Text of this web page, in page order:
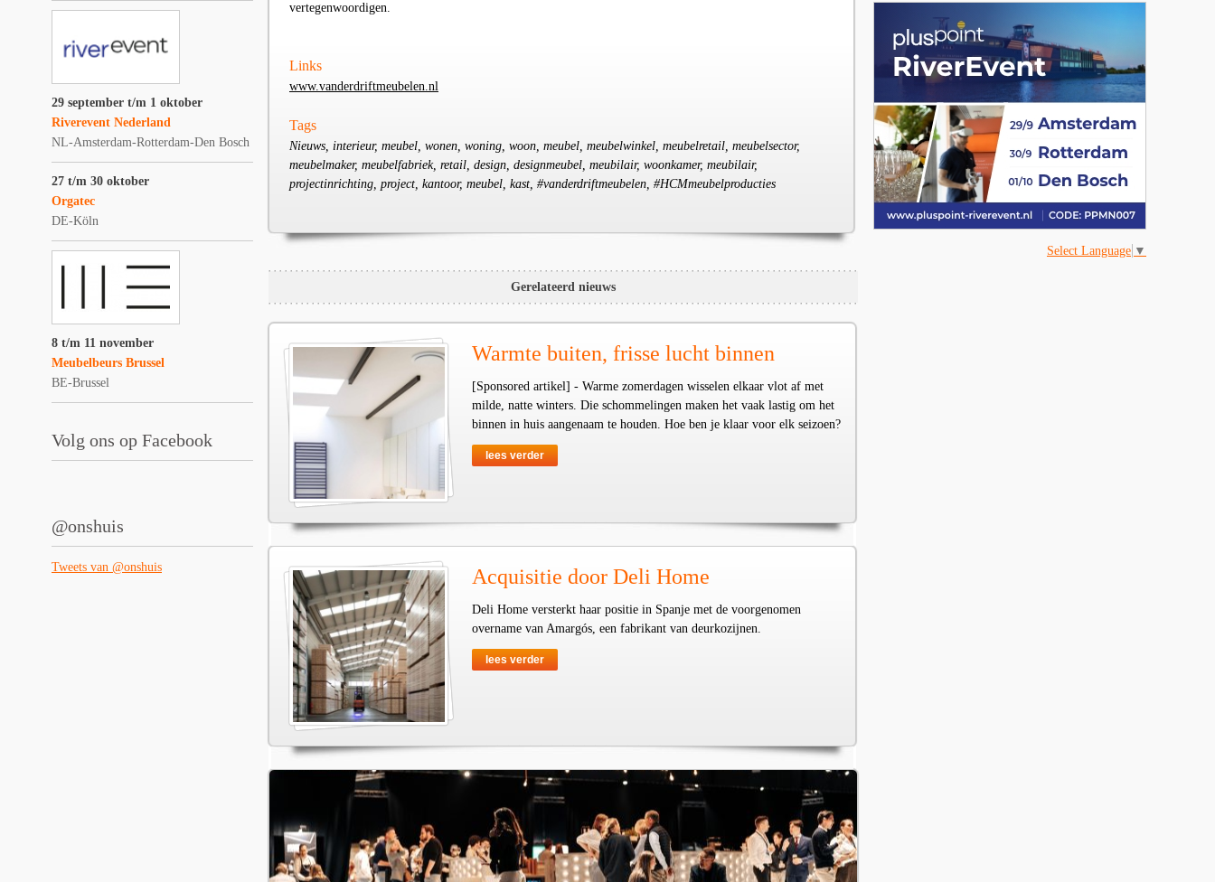
29 september t/m 1 oktober
Riverevent Nederland
NL-Amsterdam-Rotterdam-Den Bosch
27 t/m 30 oktober
Orgatec
DE-Köln
8 t/m 11 november
Meubelbeurs Brussel
BE-Brussel
Volg ons op Facebook
@onshuis
Tweets van @onshuis
vertegenwoordigen.
Links
www.vanderdriftmeubelen.nl
Tags
Nieuws, interieur, meubel, wonen, woning, woon, meubel, meubelwinkel, meubelretail, meubelsector,
meubelmaker, meubelfabriek, retail, design, designmeubel, meubilair, woonkamer, meubilair,
projectinrichting, project, kantoor, meubel, kast, #vanderdriftmeubelen, #HCMmeubelproducties
Gerelateerd nieuws
Warmte buiten, frisse lucht binnen
[Sponsored artikel] - Warme zomerdagen wisselen elkaar vlot af met
milde, natte winters. Die schommelingen maken het vaak lastig om het
binnen in huis aangenaam te houden. Hoe ben je klaar voor elk seizoen?
lees verder
Acquisitie door Deli Home
Deli Home versterkt haar positie in Spanje met de voorgenomen
overname van Amargós, een fabrikant van deurkozijnen.
lees verder
Select Language ▼